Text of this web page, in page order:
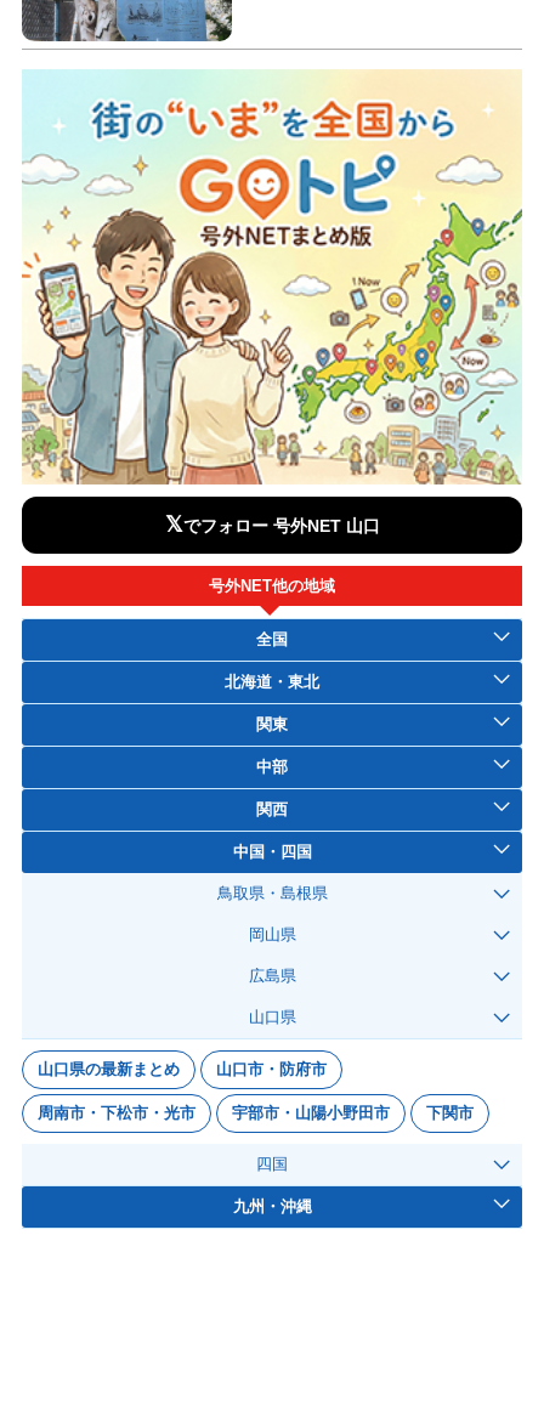
𝕏でフォロー 号外NET 山口
号外NET他の地域
全国
北海道・東北
関東
中部
関西
中国・四国
鳥取県・島根県
岡山県
広島県
山口県
山口県の最新まとめ 山口市・防府市
周南市・下松市・光市 宇部市・山陽小野田市 下関市
四国
九州・沖縄